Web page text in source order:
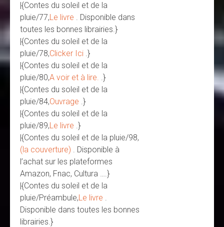
|{Contes du soleil et de la
pluie/77,Le livre . Disponible dans
toutes les bonnes librairies.}
|{Contes du soleil et de la
pluie/78,Clicker Ici .}
|{Contes du soleil et de la
pluie/80,A voir et à lire. .}
|{Contes du soleil et de la
pluie/84,Ouvrage .}
|{Contes du soleil et de la
pluie/89,Le livre .}
|{Contes du soleil et de la pluie/98,
(la couverture) . Disponible à
l’achat sur les plateformes
Amazon, Fnac, Cultura ….}
|{Contes du soleil et de la
pluie/Préambule,Le livre .
Disponible dans toutes les bonnes
librairies.}